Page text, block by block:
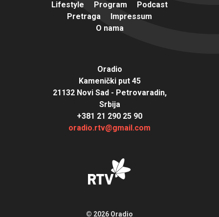
Lifestyle
Program
Podcast
Pretraga
Impressum
O nama
Oradio
Kamenički put 45
21132 Novi Sad - Petrovaradin,
Srbija
+381 21 290 25 90
oradio.rtv@gmail.com
© 2026 Oradio